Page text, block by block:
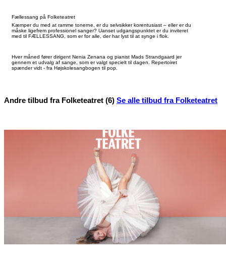
Fællessang på Folketeatret
Kæmper du med at ramme tonerne, er du selvsikker korentusiast – eller er du
måske ligefrem professionel sanger? Uanset udgangspunktet er du inviteret
med til FÆLLESSANG, som er for alle, der har lyst til at synge i flok.
Hver måned fører dirigent Nenia Zenana og pianist Mads Strandgaard jer
gennem et udvalg af sange, som er valgt specielt til dagen. Repertoiret
spænder vidt - fra Højskolesangbogen til pop.
Andre tilbud fra Folketeatret (6) Se alle tilbud fra Folketeatret